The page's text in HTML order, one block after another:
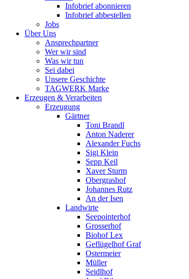
Infobrief abonnieren
Infobrief abbestellen
Jobs
Über Uns
Ansprechpartner
Wer wir sind
Was wir tun
Sei dabei
Unsere Geschichte
TAGWERK Marke
Erzeugen & Verarbeiten
Erzeugung
Gärtner
Toni Brandl
Anton Naderer
Alexander Fuchs
Sigi Klein
Sepp Keil
Xaver Sturm
Obergrashof
Johannes Rutz
An der Isen
Landwirte
Seepointerhof
Grosserhof
Biohof Lex
Geflügelhof Graf
Ostermeier
Müller
Seidlhof